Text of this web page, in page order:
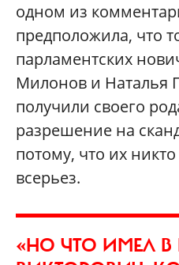
одном из
предположила, что
парламентских
Милонов и Наталья
получили своего
разрешение на
потому, что их
всерьез.
«НО ЧТО ИМЕЛ В